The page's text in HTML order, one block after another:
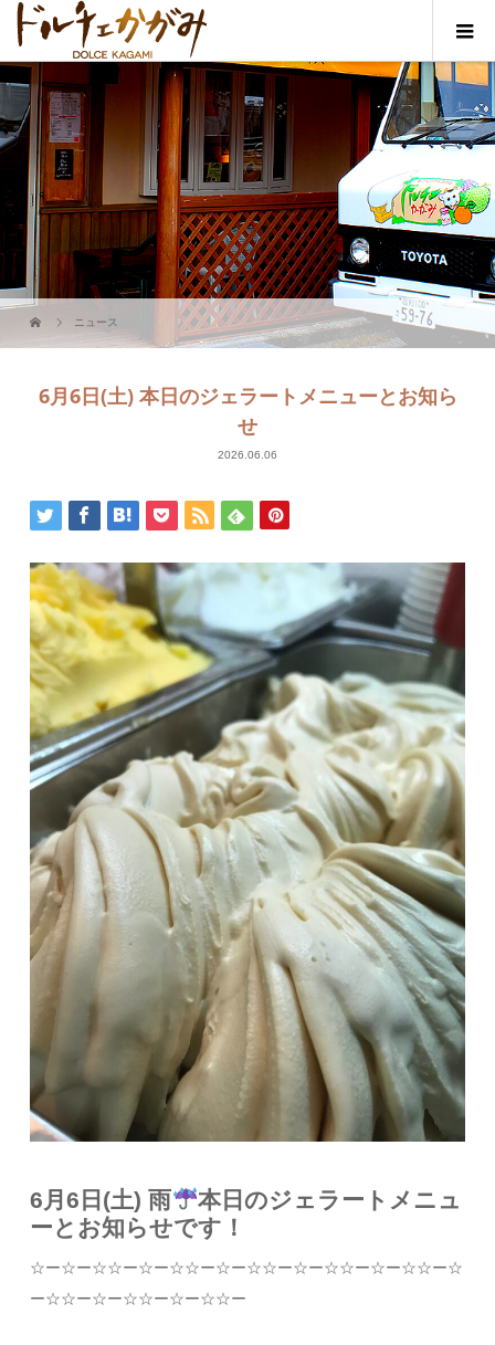
ニュース
6月6日(土) 本日のジェラートメニューとお知ら
せ
2026.06.06
6月6日(土) 雨
本日のジェラートメニュ
ーとお知らせです！
☆ー☆ー☆☆ー☆ー☆☆ー☆ー☆☆ー☆ー☆☆ー☆ー☆☆ー☆
ー☆☆ー☆ー☆☆ー☆ー☆☆ー